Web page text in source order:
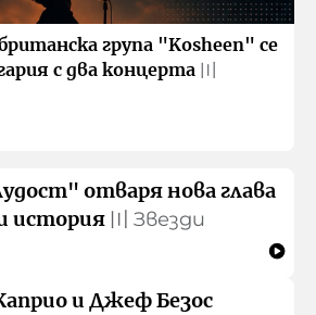
група "Kosheen" се
с два концерта 〣
отваря нова глава
история 〣 Звезди
и Джеф Безос